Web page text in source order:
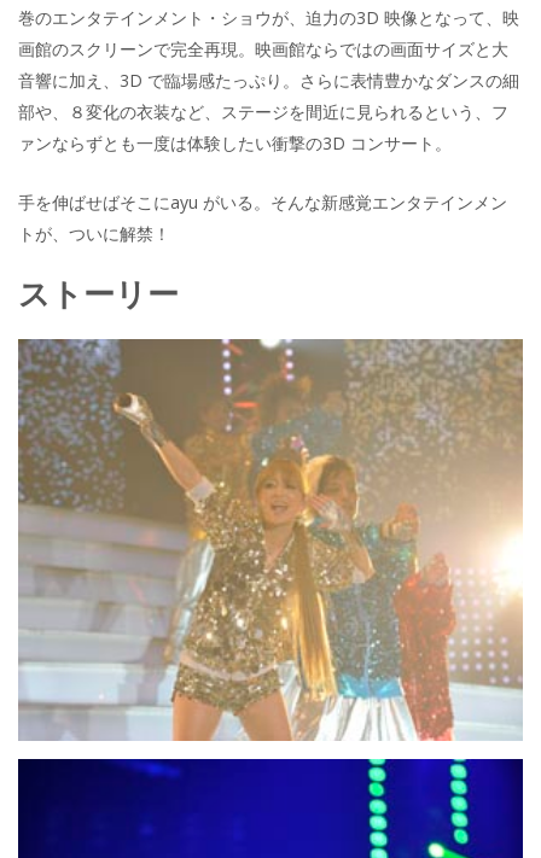
巻のエンタテインメント・ショウが、迫力の3D 映像となって、映
画館のスクリーンで完全再現。映画館ならではの画面サイズと大
音響に加え、3D で臨場感たっぷり。さらに表情豊かなダンスの細
部や、８変化の衣装など、ステージを間近に見られるという、フ
ァンならずとも一度は体験したい衝撃の3D コンサート。
手を伸ばせばそこにayu がいる。そんな新感覚エンタテインメン
トが、ついに解禁！
ストーリー